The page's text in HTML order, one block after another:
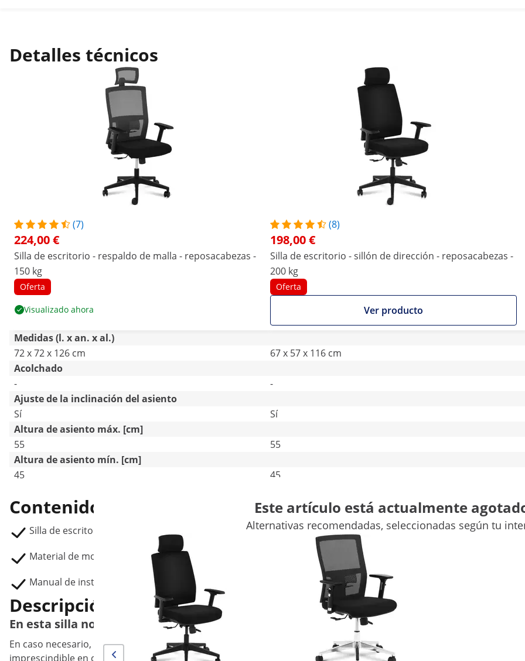
Detalles técnicos
(7)
224,00 €
Silla de escritorio - respaldo de malla - reposacabezas -
150 kg
Oferta
Visualizado ahora
(8)
198,00 €
Silla de escritorio - sillón de dirección - reposacabezas -
200 kg
Oferta
Ver producto
Medidas (l. x an. x al.)
72 x 72 x 126 cm
67 x 57 x 116 cm
Acolchado
-
-
Ajuste de la inclinación del asiento
Sí
Sí
Altura de asiento máx. [cm]
55
55
Altura de asiento mín. [cm]
45
45
Contenido del envío
Silla de escritorio STAR_SEAT_25
Material de montaje
Manual de instrucciones
Este artículo está actualmente
Alternativas recomendadas, seleccionadas según tu
Descripción del producto
En esta silla no te costará quedarte sentado un poquito más
En caso necesario, te acompañará durante el día entero sin que repares en ello. Una silla de oficina es el asistente
imprescindible en cualquier trabajo sedentario y te ayudará a sobrellevar la jornada. Ergonómica, estable,